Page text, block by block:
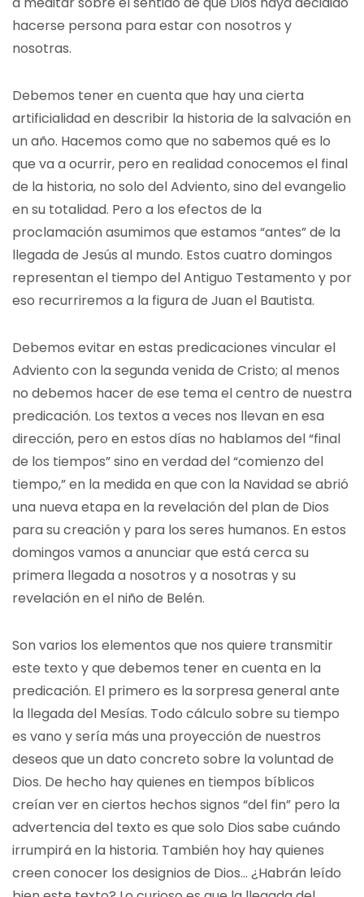
hacerse persona para estar con nosotros y
nosotras.
Debemos tener en cuenta que hay una cierta
artificialidad en describir la historia de la salvación en
un año. Hacemos como que no sabemos qué es lo
que va a ocurrir, pero en realidad conocemos el final
de la historia, no solo del Adviento, sino del evangelio
en su totalidad. Pero a los efectos de la
proclamación asumimos que estamos “antes” de la
llegada de Jesús al mundo. Estos cuatro domingos
representan el tiempo del Antiguo Testamento y por
eso recurriremos a la figura de Juan el Bautista.
Debemos evitar en estas predicaciones vincular el
Adviento con la segunda venida de Cristo; al menos
no debemos hacer de ese tema el centro de nuestra
predicación. Los textos a veces nos llevan en esa
dirección, pero en estos días no hablamos del “final
de los tiempos” sino en verdad del “comienzo del
tiempo,” en la medida en que con la Navidad se abrió
una nueva etapa en la revelación del plan de Dios
para su creación y para los seres humanos. En estos
domingos vamos a anunciar que está cerca su
primera llegada a nosotros y a nosotras y su
revelación en el niño de Belén.
Son varios los elementos que nos quiere transmitir
este texto y que debemos tener en cuenta en la
predicación. El primero es la sorpresa general ante
la llegada del Mesías. Todo cálculo sobre su tiempo
es vano y sería más una proyección de nuestros
deseos que un dato concreto sobre la voluntad de
Dios. De hecho hay quienes en tiempos bíblicos
creían ver en ciertos hechos signos “del fin” pero la
advertencia del texto es que solo Dios sabe cuándo
irrumpirá en la historia. También hoy hay quienes
creen conocer los designios de Dios… ¿Habrán leído